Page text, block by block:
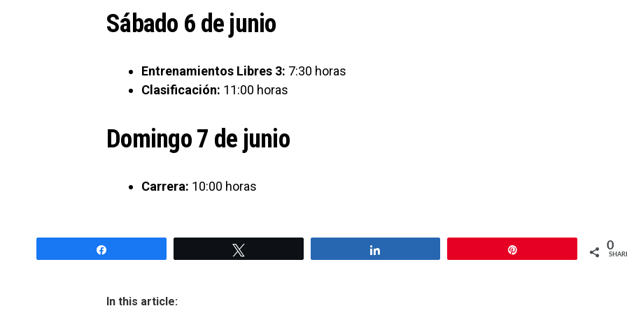
Sábado 6 de junio
Entrenamientos Libres 3: 7:30 horas
Clasificación: 11:00 horas
Domingo 7 de junio
Carrera: 10:00 horas
0
In this article: